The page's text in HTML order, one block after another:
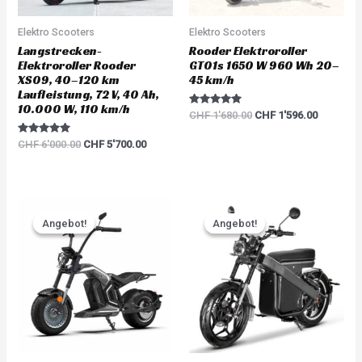
Elektro Scooters
Langstrecken-
Elektroroller Rooder
XS09, 40–120 km
Laufleistung, 72 V, 40 Ah,
10.000 W, 110 km/h
Rated
CHF6'000.00 CHF5'700.00
Elektro Scooters
Rooder Elektroroller
GT01s 1650 W 960 Wh 20–
45 km/h
Rated
CHF1'680.00 CHF1'596.00
Angebot!
Angebot!price
was:
CHF 3'783.00.
Angebot!
Angebot!price
was:
CHF 5'217.00.